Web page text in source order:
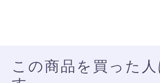
この商品を買った